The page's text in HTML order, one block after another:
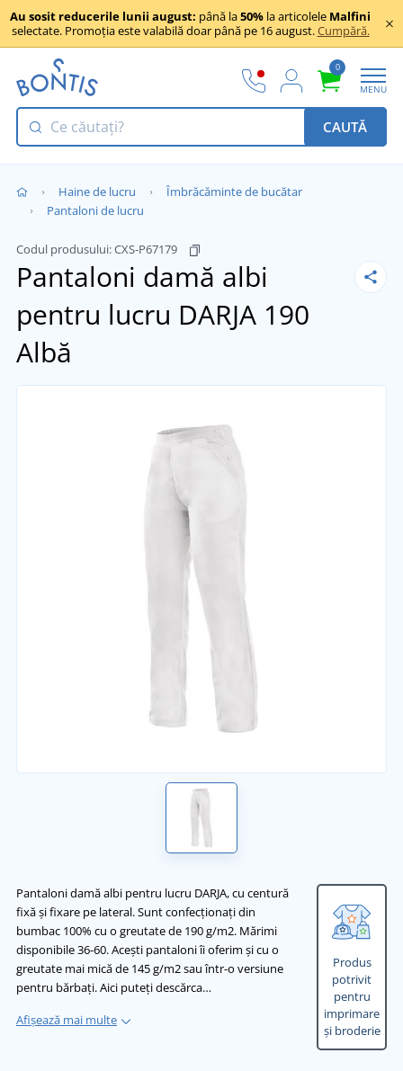
Au sosit reducerile lunii august: până la50% la articolele Malfini
selectate. Promoția este valabilă doar până pe 16 august.Cumpără.
0
MENU
CAUTĂ
Haine de lucru
Îmbrăcăminte de bucătar
Pantaloni de lucru
Codul produsului:CXS-P67179
Pantaloni damă albi
pentru lucru DARJA 190
Albă
Pantaloni damă albi pentru lucru DARJA, cu centură
fixă și fixare pe lateral. Sunt confecționaţi din
bumbac 100% cu o greutate de 190 g/m2. Mărimi
disponibile 36-60. Acești pantaloni îi oferim și cu o
greutate mai mică de 145 g/m2 sau într-o versiune
pentru bărbați. Aici puteți descărca…
Afișează mai multe
Produs
potrivit
pentru
imprimare
și broderie